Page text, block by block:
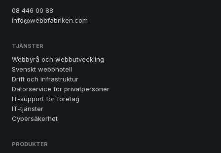
08 446 00 88
info@webbfabriken.com
TJÄNSTER
Webbyrå och webbutveckling
Svenskt webbhotell
Drift och infrastruktur
Datorservice för privatpersoner
IT-support för företag
IT-tjänster
Cybersäkerhet
PRODUKTER